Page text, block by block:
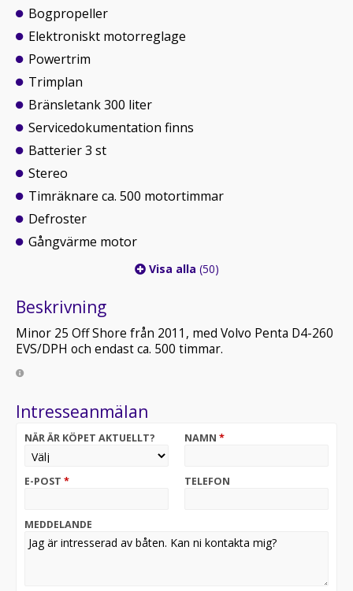
Bogpropeller
Elektroniskt motorreglage
Powertrim
Trimplan
Bränsletank 300 liter
Servicedokumentation finns
Batterier 3 st
Stereo
Timräknare ca. 500 motortimmar
Defroster
Gångvärme motor
Visa alla (50)
Beskrivning
Minor 25 Off Shore från 2011, med Volvo Penta D4-260
EVS/DPH och endast ca. 500 timmar.
Intresseanmälan
NÄR ÄR KÖPET AKTUELLT? NAMN *
E-POST * TELEFON
MEDDELANDE